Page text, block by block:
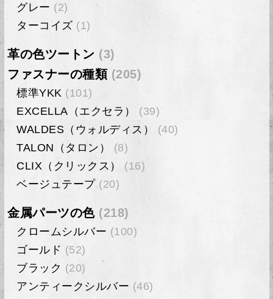
グレー (2)
ターコイズ (1)
革の色ツートン (3)
ファスナーの種類(205)
標準YKK (101)
EXCELLA（エクセラ）
(39)
WALDES（ウォルディス）
(40)
TALON（タロン） (8)
CLIX（クリックス）
(16)
ベージュテープ(20)
金属パーツの色(218)
クロームシルバー (100)
ゴールド (52)
ブラック (20)
アンティークシルバー (46)